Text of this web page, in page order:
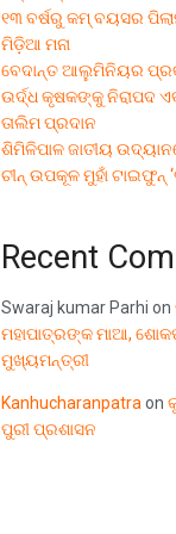
୧୩ ବର୍ଷରୁ କମ୍ ବୟସର
ମିଡ଼ିଆ ମନା
ବେଦାନ୍ତ ଆଲୁମିନିୟର
ଉର୍ଦ୍ଧ କୃଷକଙ୍କୁ ନିରାପଦ
ତାଲିମ ପ୍ରଦାନ
ଶିମିଳିପାଳ ଜାତୀୟ
ଚୀନ୍ ଉପକୂଳ ମୁହାଁ ଟାଇଫୁନ୍
Recent
Swaraj kumar Parhi on
ମହାପାତ୍ରଙ୍କ ମାଆ,
ମୁଖ୍ୟମନ୍ତ୍ରୀ
Kanhucharanpatraon
ପୁରୀ ପ୍ରଶାସନ